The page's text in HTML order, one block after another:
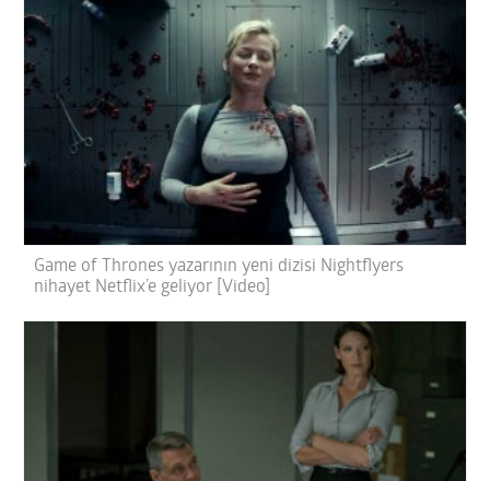
Game of Thrones yazarının yeni dizisi Nightflyers
nihayet Netflix’e geliyor [Video]